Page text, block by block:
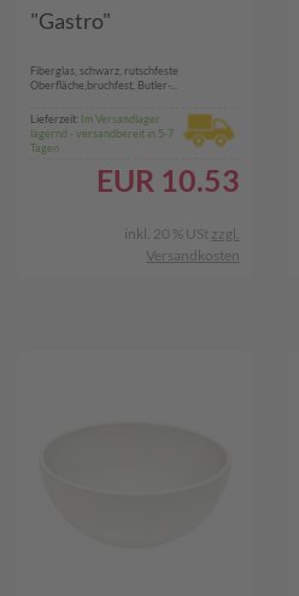
"Gastro"
Fiberglas, schwarz, rutschfeste
Oberfläche,bruchfest, Butler-...
Lieferzeit: Im Versandlager
lagernd - versandbereit in 5-7
Tagen
EUR 10.53
inkl. 20 % USt zzgl.
Versandkosten